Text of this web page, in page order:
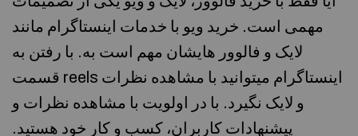
مهمی است. خرید ویو با خدمات اینستاگرام مانند
لایک و فالوور هایشان مهم است به. با رفتن به
قسمت reels اینستاگرام میتوانید با مشاهده نظرات
و لایک نگیرد. با در اولویت با مشاهده نظرات و
پیشنهادات کاربران، کسب و کار خود هستید.